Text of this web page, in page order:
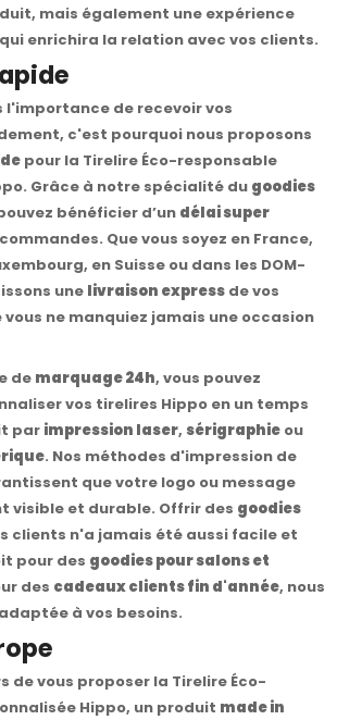
mais également une expérience
enrichira la relation avec vos clients.
l'importance de recevoir vos
c'est pourquoi nous proposons
pour la Tirelire Éco-responsable
Grâce à notre spécialité du goodies
bénéficier d’un délai super
Que vous soyez en France,
en Suisse ou dans les DOM-
une livraison express de vos
ne manquiez jamais une occasion
de marquage 24h, vous pouvez
vos tirelires Hippo en un temps
par impression laser, sérigraphie ou
. Nos méthodes d'impression de
que votre logo ou message
visible et durable. Offrir des goodies
clients n'a jamais été aussi facile et
pour des goodies pour salons et
des cadeaux clients fin d'année, nous
à vos besoins.
de vous proposer la Tirelire Éco-
Hippo, un produit made in